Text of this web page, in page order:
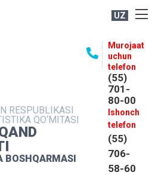
UZ
RESPUBLIKASI
QO‘MITASI
BOSHQARMASI
Murojaat
uchun
telefon
(55)
701-
80-00
Ishonch
telefon
(55)
706-
58-60
XIZMATI